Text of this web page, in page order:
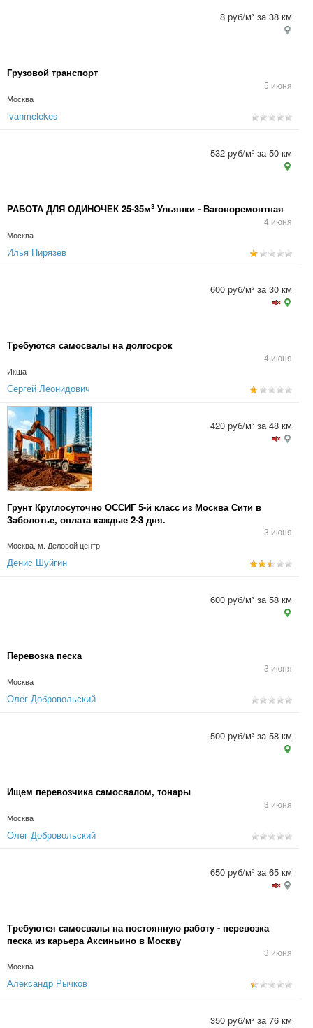
Грузовой транспорт
5 июня
Москва
8 руб/м³ за 38 км
ivanmelekes
РАБОТА ДЛЯ ОДИНОЧЕК 25-35м3 Ульянки - Вагоноремонтная
4 июня
Москва
532 руб/м³ за 50 км
Илья Пирязев
Требуются самосвалы на долгосрок
4 июня
Икша
600 руб/м³ за 30 км
Сергей Леонидович
Грунт Круглосуточно ОССИГ 5-й класс из Москва Сити в
Заболотье, оплата каждые 2-3 дня.
3 июня
Москва, м. Деловой центр
420 руб/м³ за 48 км
Денис Шуйгин
Перевозка песка
3 июня
Москва
600 руб/м³ за 58 км
Олег Добровольский
Ищем перевозчика самосвалом, тонары
3 июня
Москва
500 руб/м³ за 58 км
Олег Добровольский
Требуются самосвалы на постоянную работу - перевозка
песка из карьера Аксиньино в Москву
3 июня
Москва
650 руб/м³ за 65 км
Александр Рычков
350 руб/м³ за 76 км